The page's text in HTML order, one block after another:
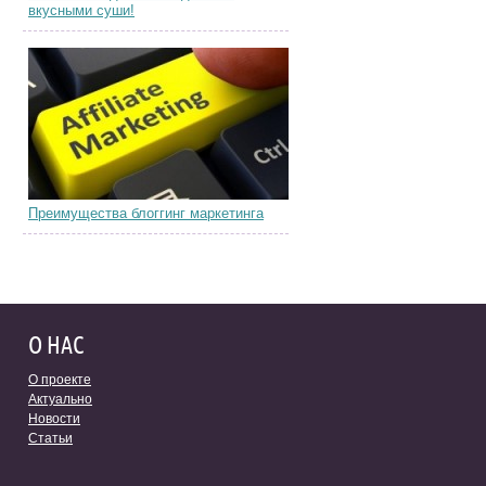
вкусными суши!
Преимущества блоггинг маркетинга
О НАС
О проекте
Актуально
Новости
Статьи